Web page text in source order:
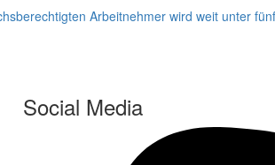
Arbeitnehmer wird weit unter
Social Media